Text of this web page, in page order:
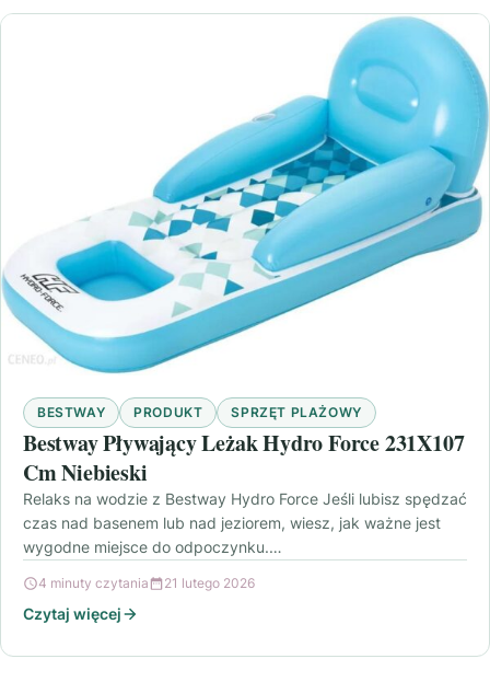
BESTWAY PRODUKT SPRZĘT PLAŻOWY
Bestway Pływający Leżak Hydro Force 231X107
Cm Niebieski
Relaks na wodzie z Bestway Hydro Force Jeśli lubisz spędzać
czas nad basenem lub nad jeziorem, wiesz, jak ważne jest
wygodne miejsce do odpoczynku.…
4 minuty czytania 21 lutego 2026
Czytaj więcej